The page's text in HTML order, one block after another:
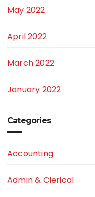
May 2022
April 2022
March 2022
January 2022
Categories
Accounting
Admin & Clerical